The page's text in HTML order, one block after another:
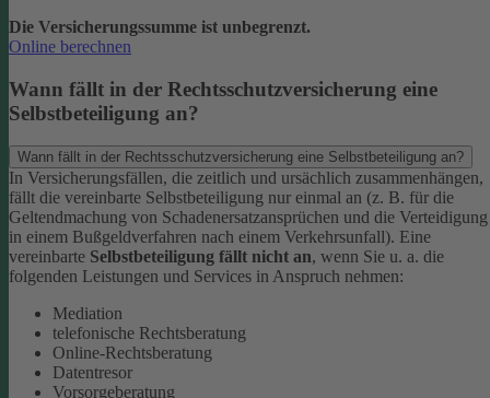
Die Versicherungssumme ist unbegrenzt.
Online berechnen
Wann fällt in der Rechtsschutzversicherung eine
Selbstbeteiligung an?
Wann fällt in der Rechtsschutzversicherung eine Selbstbeteiligung an?
In Versicherungsfällen, die zeitlich und ursächlich zusammenhängen,
fällt die vereinbarte Selbstbeteiligung nur einmal an (z. B. für die
Geltendmachung von Schadenersatzansprüchen und die Verteidigung
in einem Bußgeldverfahren nach einem Verkehrsunfall). Eine
vereinbarte Selbstbeteiligung fällt nicht an, wenn Sie u. a. die
folgenden Leistungen und Services in Anspruch nehmen:
Mediation
telefonische Rechtsberatung
Online-Rechtsberatung
Datentresor
Vorsorgeberatung